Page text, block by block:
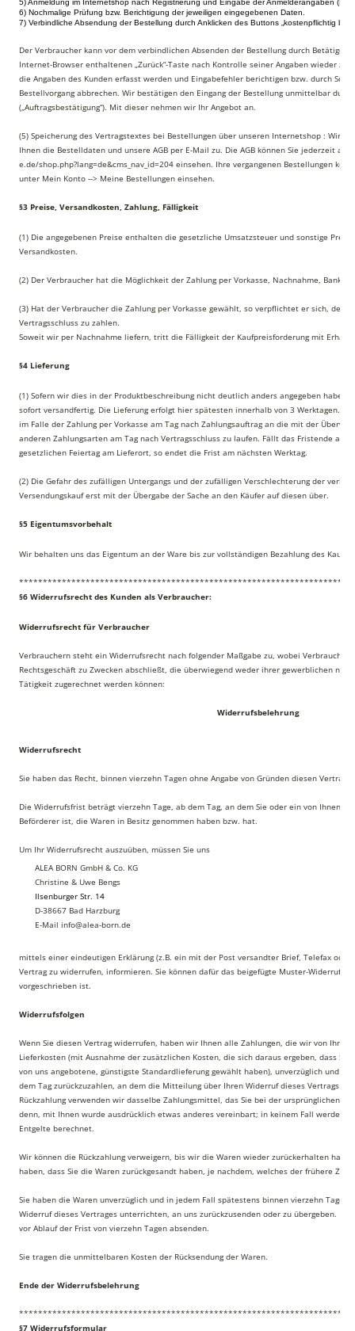
5) Anmeldung im Internetshop nach Registrierung und Eingabe der Anmelderangaben (E-
6) Nochmalige Prüfung bzw. Berichtigung der jeweiligen eingegebenen Daten.
7) Verbindliche Absendung der Bestellung durch Anklicken des Buttons „kostenpflichtig
Der Verbraucher kann vor dem verbindlichen Absenden der Bestellung durch
Internet-Browser enthaltenen „Zurück“-Taste nach Kontrolle seiner Angaben wieder
die Angaben des Kunden erfasst werden und Eingabefehler berichtigen bzw. durch
Bestellvorgang abbrechen. Wir bestätigen den Eingang der Bestellung unmittelbar
(„Auftragsbestätigung“). Mit dieser nehmen wir Ihr Angebot an.
(5) Speicherung des Vertragstextes bei Bestellungen über unseren Internetshop : Wir
Ihnen die Bestelldaten und unsere AGB per E-Mail zu. Die AGB können Sie jederzeit
e.de/shop.php?lang=de&cms_nav_id=204 einsehen. Ihre vergangenen Bestellungen
unter Mein Konto --> Meine Bestellungen einsehen.
§3 Preise, Versandkosten, Zahlung, Fälligkeit
(1) Die angegebenen Preise enthalten die gesetzliche Umsatzsteuer und sonstige
Versandkosten.
(2) Der Verbraucher hat die Möglichkeit der Zahlung per Vorkasse, Nachnahme,
(3) Hat der Verbraucher die Zahlung per Vorkasse gewählt, so verpflichtet er sich, den
Vertragsschluss zu zahlen.
Soweit wir per Nachnahme liefern, tritt die Fälligkeit der Kaufpreisforderung mit Erhalt
§4 Lieferung
(1) Sofern wir dies in der Produktbeschreibung nicht deutlich anders angegeben
sofort versandfertig. Die Lieferung erfolgt hier spätesten innerhalb von 3 Werktagen.
im Falle der Zahlung per Vorkasse am Tag nach Zahlungsauftrag an die mit der
anderen Zahlungsarten am Tag nach Vertragsschluss zu laufen. Fällt das Fristende auf
gesetzlichen Feiertag am Lieferort, so endet die Frist am nächsten Werktag.
(2) Die Gefahr des zufälligen Untergangs und der zufälligen Verschlechterung der
Versendungskauf erst mit der Übergabe der Sache an den Käufer auf diesen über.
§5 Eigentumsvorbehalt
Wir behalten uns das Eigentum an der Ware bis zur vollständigen Bezahlung des
§6 Widerrufsrecht des Kunden als Verbraucher:
Widerrufsrecht für Verbraucher
Verbrauchern steht ein Widerrufsrecht nach folgender Maßgabe zu, wobei
Rechtsgeschäft zu Zwecken abschließt, die überwiegend weder ihrer gewerblichen
Tätigkeit zugerechnet werden können:
Widerrufsbelehrung
Widerrufsrecht
Sie haben das Recht, binnen vierzehn Tagen ohne Angabe von Gründen diesen Vertrag
Die Widerrufsfrist beträgt vierzehn Tage, ab dem Tag, an dem Sie oder ein von Ihnen
Beförderer ist, die Waren in Besitz genommen haben bzw. hat.
Um Ihr Widerrufsrecht auszuüben, müssen Sie uns
ALEA BORN GmbH & Co. KG
Christine & Uwe Bengs
Ilsenburger Str. 14
D-38667 Bad Harzburg
E-Mail info@alea-born.de
mittels einer eindeutigen Erklärung (z.B. ein mit der Post versandter Brief, Telefax oder
Vertrag zu widerrufen, informieren. Sie können dafür das beigefügte Muster-
vorgeschrieben ist.
Widerrufsfolgen
Wenn Sie diesen Vertrag widerrufen, haben wir Ihnen alle Zahlungen, die wir von
Lieferkosten (mit Ausnahme der zusätzlichen Kosten, die sich daraus ergeben, dass
von uns angebotene, günstigste Standardlieferung gewählt haben), unverzüglich und
dem Tag zurückzuzahlen, an dem die Mitteilung über Ihren Widerruf dieses Vertrags
Rückzahlung verwenden wir dasselbe Zahlungsmittel, das Sie bei der ursprünglichen
denn, mit Ihnen wurde ausdrücklich etwas anderes vereinbart; in keinem Fall werden
Entgelte berechnet.
Wir können die Rückzahlung verweigern, bis wir die Waren wieder zurückerhalten
haben, dass Sie die Waren zurückgesandt haben, je nachdem, welches der frühere
Sie haben die Waren unverzüglich und in jedem Fall spätestens binnen vierzehn Tagen
Widerruf dieses Vertrages unterrichten, an uns zurückzusenden oder zu übergeben.
vor Ablauf der Frist von vierzehn Tagen absenden.
Sie tragen die unmittelbaren Kosten der Rücksendung der Waren.
Ende der Widerrufsbelehrung
§7 Widerrufsformular